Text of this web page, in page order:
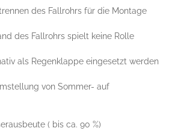
des Fallrohrs für die Montage
des Fallrohrs spielt keine Rolle
als Regenklappe eingesetzt werden
von Sommer- auf
( bis ca. 90 %)